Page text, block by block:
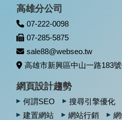
高雄分公司
07-222-0098
07-285-5875
sale88@webseo.tw
高雄市新興區中山一路183
網頁設計趨勢
何謂SEO 搜尋引擎優化
建置網站
網站行銷